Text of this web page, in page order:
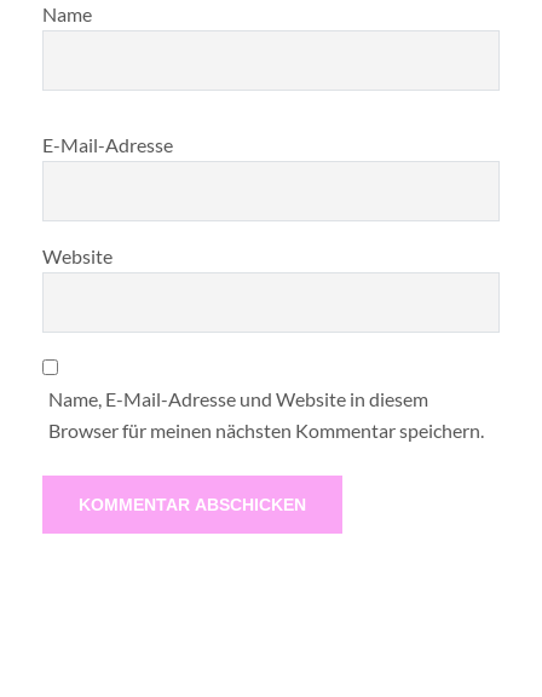
Name
E-Mail-Adresse
Website
Name, E-Mail-Adresse und Website in diesem
Browser für meinen nächsten Kommentar speichern.